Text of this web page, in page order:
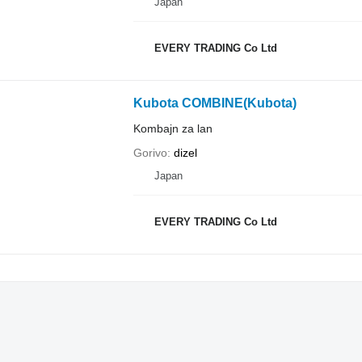
EVERY TRADING Co Ltd
Kubota COMBINE(Kubota)
Kombajn za lan
Gorivo dizel
Japan
EVERY TRADING Co Ltd